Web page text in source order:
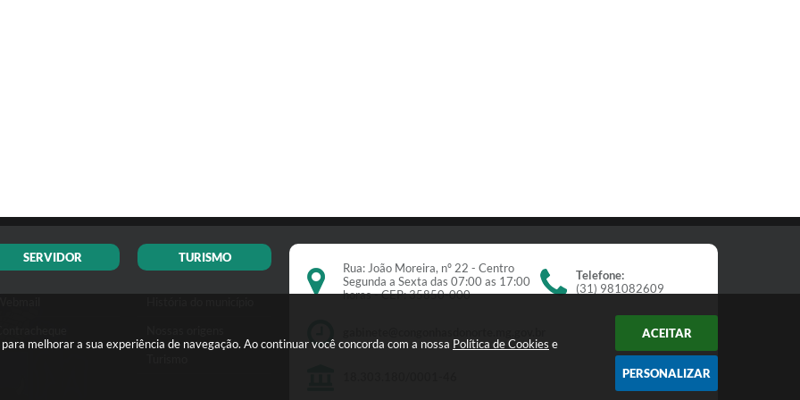
melhorar a sua experiência de navegação. Ao continuar você concorda com a nossa Política de Cookies e
ACEITAR
PERSONALIZAR
SERVIDOR TURISMO
Rua: João Moreira, nº 22 - Centro
Segunda a Sexta das 07:00 as 17:00
horas - CEP: 35850-000
Telefone:
(31) 981082609